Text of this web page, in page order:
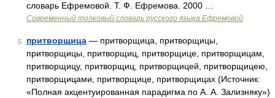
словарь Ефремовой. Т. Ф. Ефремова. 2000 …
Современный толковый словарь русского языка Ефремовой
5 притворщица — притворщица, притворщицы,
притворщицы, притворщиц, притворщице, притворщицам,
притворщицу, притворщиц, притворщицей, притворщицею,
притворщицами, притворщице, притворщицах (Источник:
«Полная акцентуированная парадигма по А. А. Зализняку»)